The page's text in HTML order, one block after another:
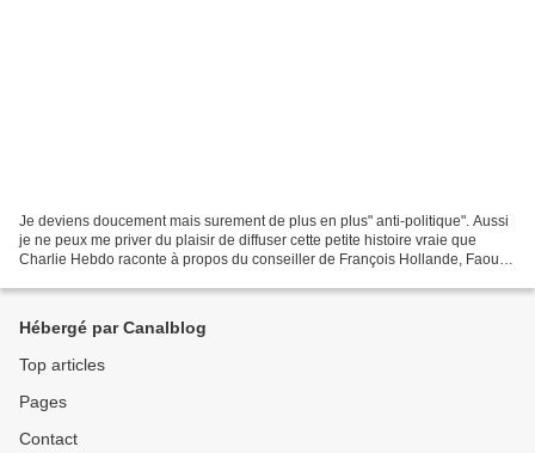
Je deviens doucement mais surement de plus en plus" anti-politique". Aussi
je ne peux me priver du plaisir de diffuser cette petite histoire vraie que
Charlie Hebdo raconte à propos du conseiller de François Hollande, Faouzi
Hébergé par Canalblog
Top articles
Pages
Contact